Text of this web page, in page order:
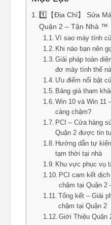
1️⃣【Địa Chỉ】 Sửa
Quận 2 – Tận Nhà ™
Vì sao máy tính
Khi nào bạn nên
Giải pháp toàn
đơ máy tính thế
Ưu điểm nổi bật
Bảng giá tham
Win 10 và Win 11
càng chậm?
PCI – Cửa hàng
Quận 2 được tin
Hướng dẫn tự
tạm thời tại nhà
Khu vực phục vụ
PCI cam kết
chậm tại Quận 2
Tổng kết – Giải
chậm tại Quận 2
Giới Thiệu Quận